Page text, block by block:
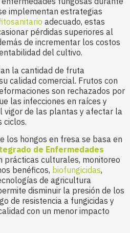
implementan estrategias
adecuado, estas
pérdidas superiores al
de incrementar los costos
del cultivo.
la cantidad de fruta
calidad comercial. Frutos con
son rechazados por
las infecciones en raíces y
vigor de las plantas y afectar la
ciclos.
los hongos en fresa se basa en
de Enfermedades
prácticas culturales, monitoreo
benéficos, biofungicidas,
de agricultura
disminuir la presión de los
de resistencia a fungicidas y
con un menor impacto